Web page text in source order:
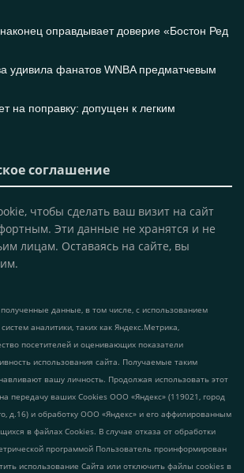
оправдывает доверие «Бостон Ред
удивила фанатов WNBA предматчевым
на поправку: допущен к легким
соглашение
чтобы сделать ваш визит на сайт
Эти данные не хранятся и не
лицам. Оставаясь на сайте, вы
данные, в том числе, с использованием
аналитики, таких как Яндекс.Метрика,
посетителей и оценивающих показатели
использования сайта. Получаемые таким
вашу личность. Продолжая использовать этот
передачу ваших Cookies ООО «Яндекс» (119021, город
д.16) и обработку ООО «Яндекс» и его аффилированным
в файлах Cookies. В случае отказа от обработки
программой Пользователь проинформирован
использование Сайта или отключить файлы cookies в